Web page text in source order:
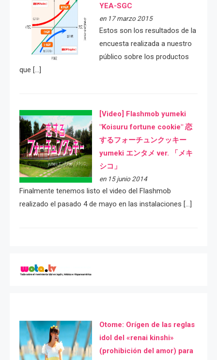
YEA-SGC
en 17 marzo 2015
Estos son los resultados de la
encuesta realizada a nuestro
público sobre los productos
que […]
[Video] Flashmob yumeki
"Koisuru fortune cookie" 恋
するフォーチュンクッキー
yumeki エンタメ ver. 「メキ
シコ」
en 15 junio 2014
Finalmente tenemos listo el video del Flashmob
realizado el pasado 4 de mayo en las instalaciones […]
Otome: Orígen de las reglas
idol del «renai kinshi»
(prohibición del amor) para